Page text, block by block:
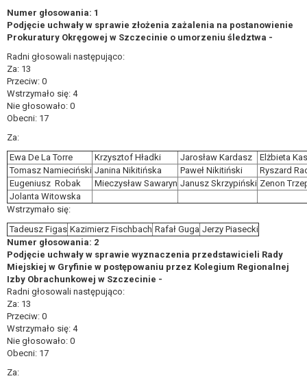
Numer głosowania: 1
Podjęcie uchwały w sprawie złożenia zażalenia na postanowienie
Prokuratury Okręgowej w Szczecinie o umorzeniu śledztwa -
Radni głosowali następująco:
Za: 13
Przeciw: 0
Wstrzymało się: 4
Nie głosowało: 0
Obecni: 17
Za:
Ewa De La Torre
Krzysztof Hładki Jarosław Kardasz
Elżbieta
Tomasz Namieciński Janina Nikitińska Paweł Nikitiński
Ryszard
Eugeniusz Robak
Mieczysław Sawaryn Janusz Skrzypiński Zenon
Jolanta Witowska
Wstrzymało się:
Tadeusz Figas Kazimierz Fischbach Rafał Guga Jerzy Piasecki
Numer głosowania: 2
Podjęcie uchwały w sprawie wyznaczenia przedstawicieli Rady
Miejskiej w Gryfinie w postępowaniu przez Kolegium Regionalnej
Izby Obrachunkowej w Szczecinie -
Radni głosowali następująco:
Za: 13
Przeciw: 0
Wstrzymało się: 4
Nie głosowało: 0
Obecni: 17
Za:
praw i wolności osoby, której dane dotyczą, lub
podstaw do ustalenia, dochodzenia lub obrony
odbywa się na podstawie zgody osoby na przetwarzanie
przetwarzania, którego dokonano na podstawie zgody
przed jej cofnięciem.
Przysługuje Pani/Panu prawo wniesienia skargi do
organu nadzorczego na niezgodne z prawem
przetwarzanie Pani/Pana danych osobowych przez
administratora.
Organem właściwym do wniesienia skargi jest Prezes
Urzędu Ochrony Danych Osobowych.
W zależności od sfery, w której przetwarzane są dane
osobowe, podanie danych osobowych jest dobrowolne
Pani/Pana dane nie będą poddawane
zautomatyzowanemu podejmowaniu decyzji, w tym